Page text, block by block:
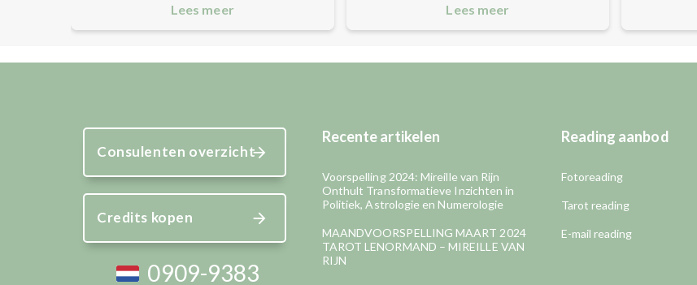
Lees meer Lees meer
Consulenten overzicht
Credits kopen
0909-9383
Recente artikelen
Voorspelling 2024: Mireille van Rijn
Onthult Transformatieve Inzichten in
Politiek, Astrologie en Numerologie
MAANDVOORSPELLING MAART 2024
TAROT LENORMAND – MIREILLE VAN
RIJN
Reading aanbod
Fotoreading
Tarot reading
E-mail reading